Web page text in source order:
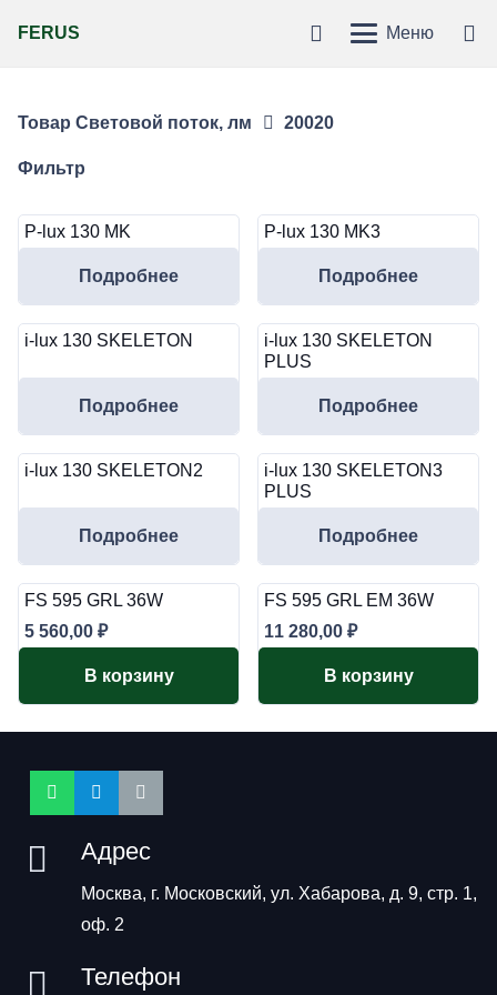
FERUS Меню
Товар Световой поток, лм 20020
Фильтр
P-lux 130 MK
Подробнее
P-lux 130 MK3
Подробнее
i-lux 130 SKELETON
Подробнее
i-lux 130 SKELETON
PLUS
Подробнее
i-lux 130 SKELETON2
Подробнее
i-lux 130 SKELETON3
PLUS
Подробнее
FS 595 GRL 36W
5 560,00 ₽
В корзину
FS 595 GRL EM 36W
11 280,00 ₽
В корзину
Адрес
Москва, г. Московский, ул. Хабарова, д. 9, стр. 1,
оф. 2
Телефон